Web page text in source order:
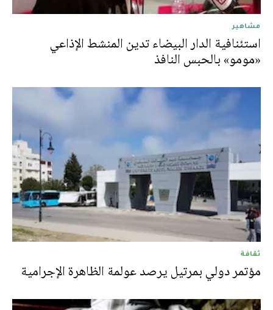
مشاهير
استئنافية الدار البيضاء تدين المنشط الإذاعي
«مومو» بالحبس النافذ
ثقافة
مؤتمر دولي بمرتيل يرصد عولمة الظاهرة الإجرامية